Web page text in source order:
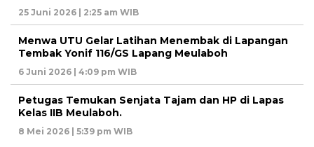
25 Juni 2026 | 2:25 am WIB
Menwa UTU Gelar Latihan Menembak di Lapangan
Tembak Yonif 116/GS Lapang Meulaboh
6 Juni 2026 | 4:09 pm WIB
Petugas Temukan Senjata Tajam dan HP di Lapas
Kelas IIB Meulaboh.
8 Mei 2026 | 5:39 pm WIB